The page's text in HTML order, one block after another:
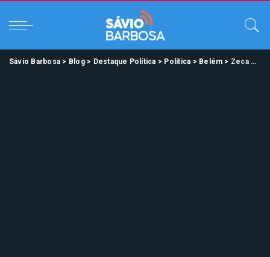
Sávio Barbosa > Blog> Destaque Política > Política > Belém > Zeca Pirão defende empreendimentos e desenvolvimento na Orla de Belém.